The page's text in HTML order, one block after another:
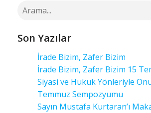
Son Yazılar
İrade Bizim, Zafer Bizim
İrade Bizim, Zafer Bizim 15
Siyasi ve Hukuk Yönleriyle
Temmuz Sempozyumu
Sayın Mustafa Kurtaran’ı